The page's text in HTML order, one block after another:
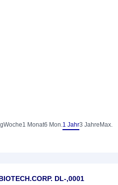
Woche1 Monat6 Mon.1 Jahr3 Jahre Max.
DL-,0001